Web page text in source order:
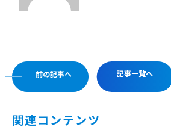
前の記事へ 記事一覧へ
関連コンテンツ